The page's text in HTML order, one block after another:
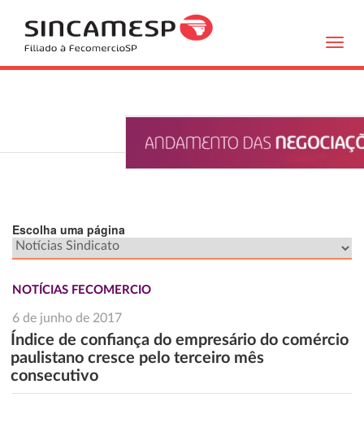
Escolha uma página
NOTÍCIAS FECOMERCIO
6 de junho de 2017
Índice de confiança do empresário do comércio
paulistano cresce pelo terceiro mês
consecutivo